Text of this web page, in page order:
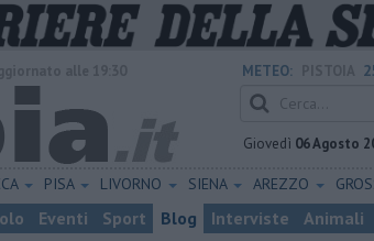
METEO:
Giovedì 06 Agosto
PISA LIVORNO SIENA AREZZO
Eventi Sport Blog Interviste Animali